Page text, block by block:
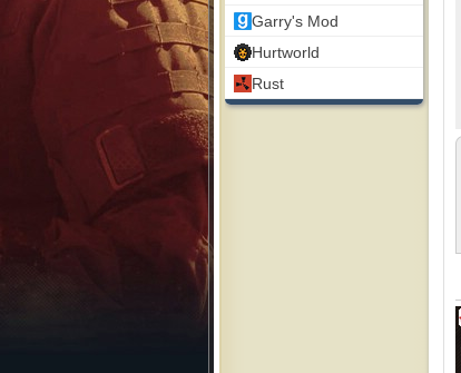
Garry's Mod
Hurtworld
Rust